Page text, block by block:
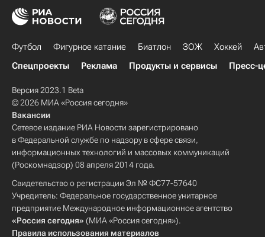
Футбол Фигурное катание Биатлон ЗОЖ Хоккей
Спецпроекты
Реклама Продукты и сервисы Пресс-
Версия 2023.1 Beta
© 2026 МИА «Россия сегодня»
Вакансии
Сетевое издание РИА Новости зарегистрировано
в Федеральной службе по надзору в сфере связи,
информационных технологий и массовых коммуникаций
(Роскомнадзор) 08 апреля 2014 года.
Свидетельство о регистрации Эл № ФС77-57640
Учредитель: Федеральное государственное унитарное
предприятие Международное информационное агентство
«Россия сегодня» (МИА «Россия сегодня»).
Правила использования материалов